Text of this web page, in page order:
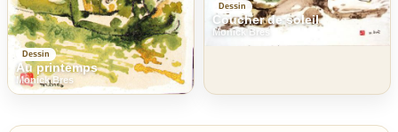
Dessin
Au printemps
Monick Bres
Dessin
Coucher de soleil
Monick Bres